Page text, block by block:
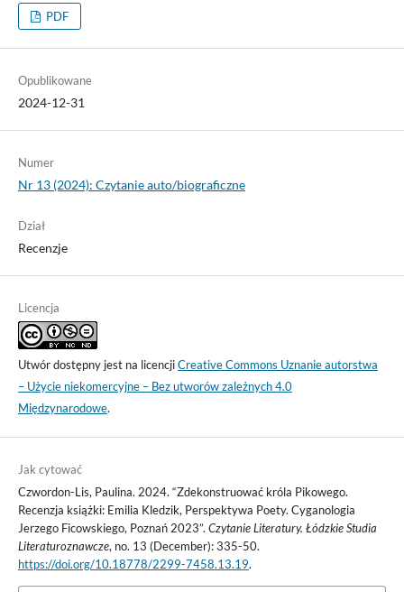
PDF
Opublikowane
2024-12-31
Numer
Nr 13 (2024): Czytanie auto/biograficzne
Dział
Recenzje
Licencja
Utwór dostępny jest na licencjiCreative Commons Uznanie autorstwa
– Użycie niekomercyjne – Bez utworów zależnych 4.0
Międzynarodowe.
Jak cytować
Czwordon-Lis, Paulina. 2024. “Zdekonstruować króla Pikowego.
Recenzja książki: Emilia Kledzik, Perspektywa Poety. Cyganologia
Jerzego Ficowskiego, Poznań 2023”. Czytanie Literatury. Łódzkie Studia
Literaturoznawcze, no. 13 (December): 335-50.
https://doi.org/10.18778/2299-7458.13.19.